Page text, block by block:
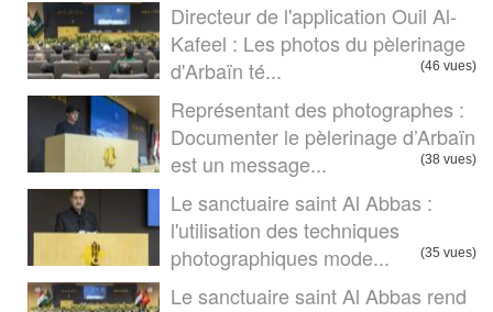
Directeur de l'application Ouil Al-
Kafeel : Les photos du pèlerinage
d'Arbaïn té...
(46 vues)
Représentant des photographes :
Documenter le pèlerinage d’Arbaïn
est un message...
(38 vues)
Le sanctuaire saint Al Abbas :
l'utilisation des techniques
photographiques mode...
(35 vues)
Le sanctuaire saint Al Abbas rend